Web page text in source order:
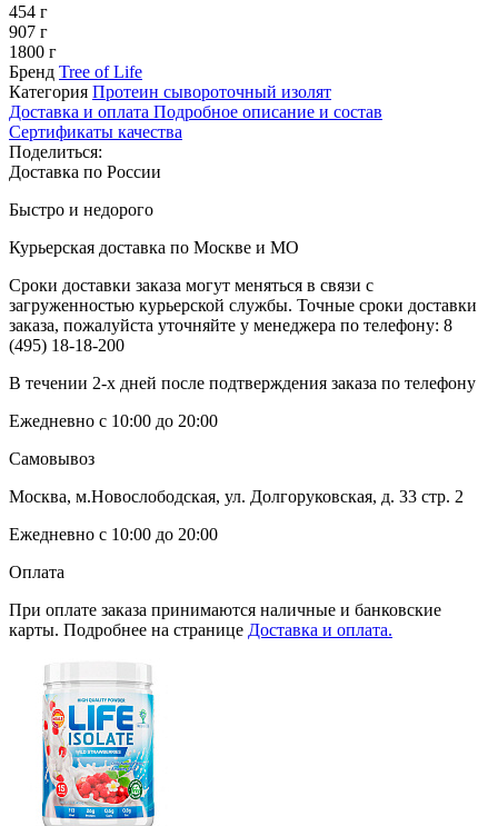
454 г
907 г
1800 г
Бренд Tree of Life
Категория Протеин сывороточный изолят
Доставка и оплата Подробное описание и состав
Сертификаты качества
Поделиться:
Доставка по России
Быстро и недорого
Курьерская доставка по Москве и МО
Сроки доставки заказа могут меняться в связи с
загруженностью курьерской службы. Точные сроки доставки
заказа, пожалуйста уточняйте у менеджера по телефону: 8
(495) 18-18-200
В течении 2-х дней после подтверждения заказа по телефону
Ежедневно с 10:00 до 20:00
Самовывоз
Москва, м.Новослободская, ул. Долгоруковская, д. 33 стр. 2
Ежедневно с 10:00 до 20:00
Оплата
При оплате заказа принимаются наличные и банковские
карты. Подробнее на странице Доставка и оплата.